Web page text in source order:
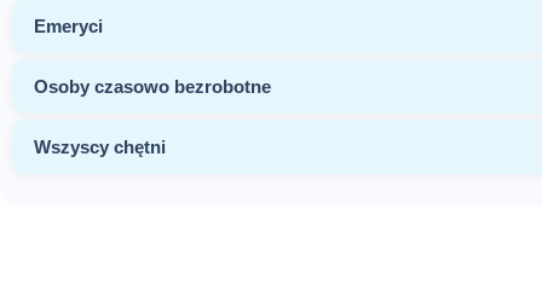
Emeryci
Osoby czasowo bezrobotne
Wszyscy chętni